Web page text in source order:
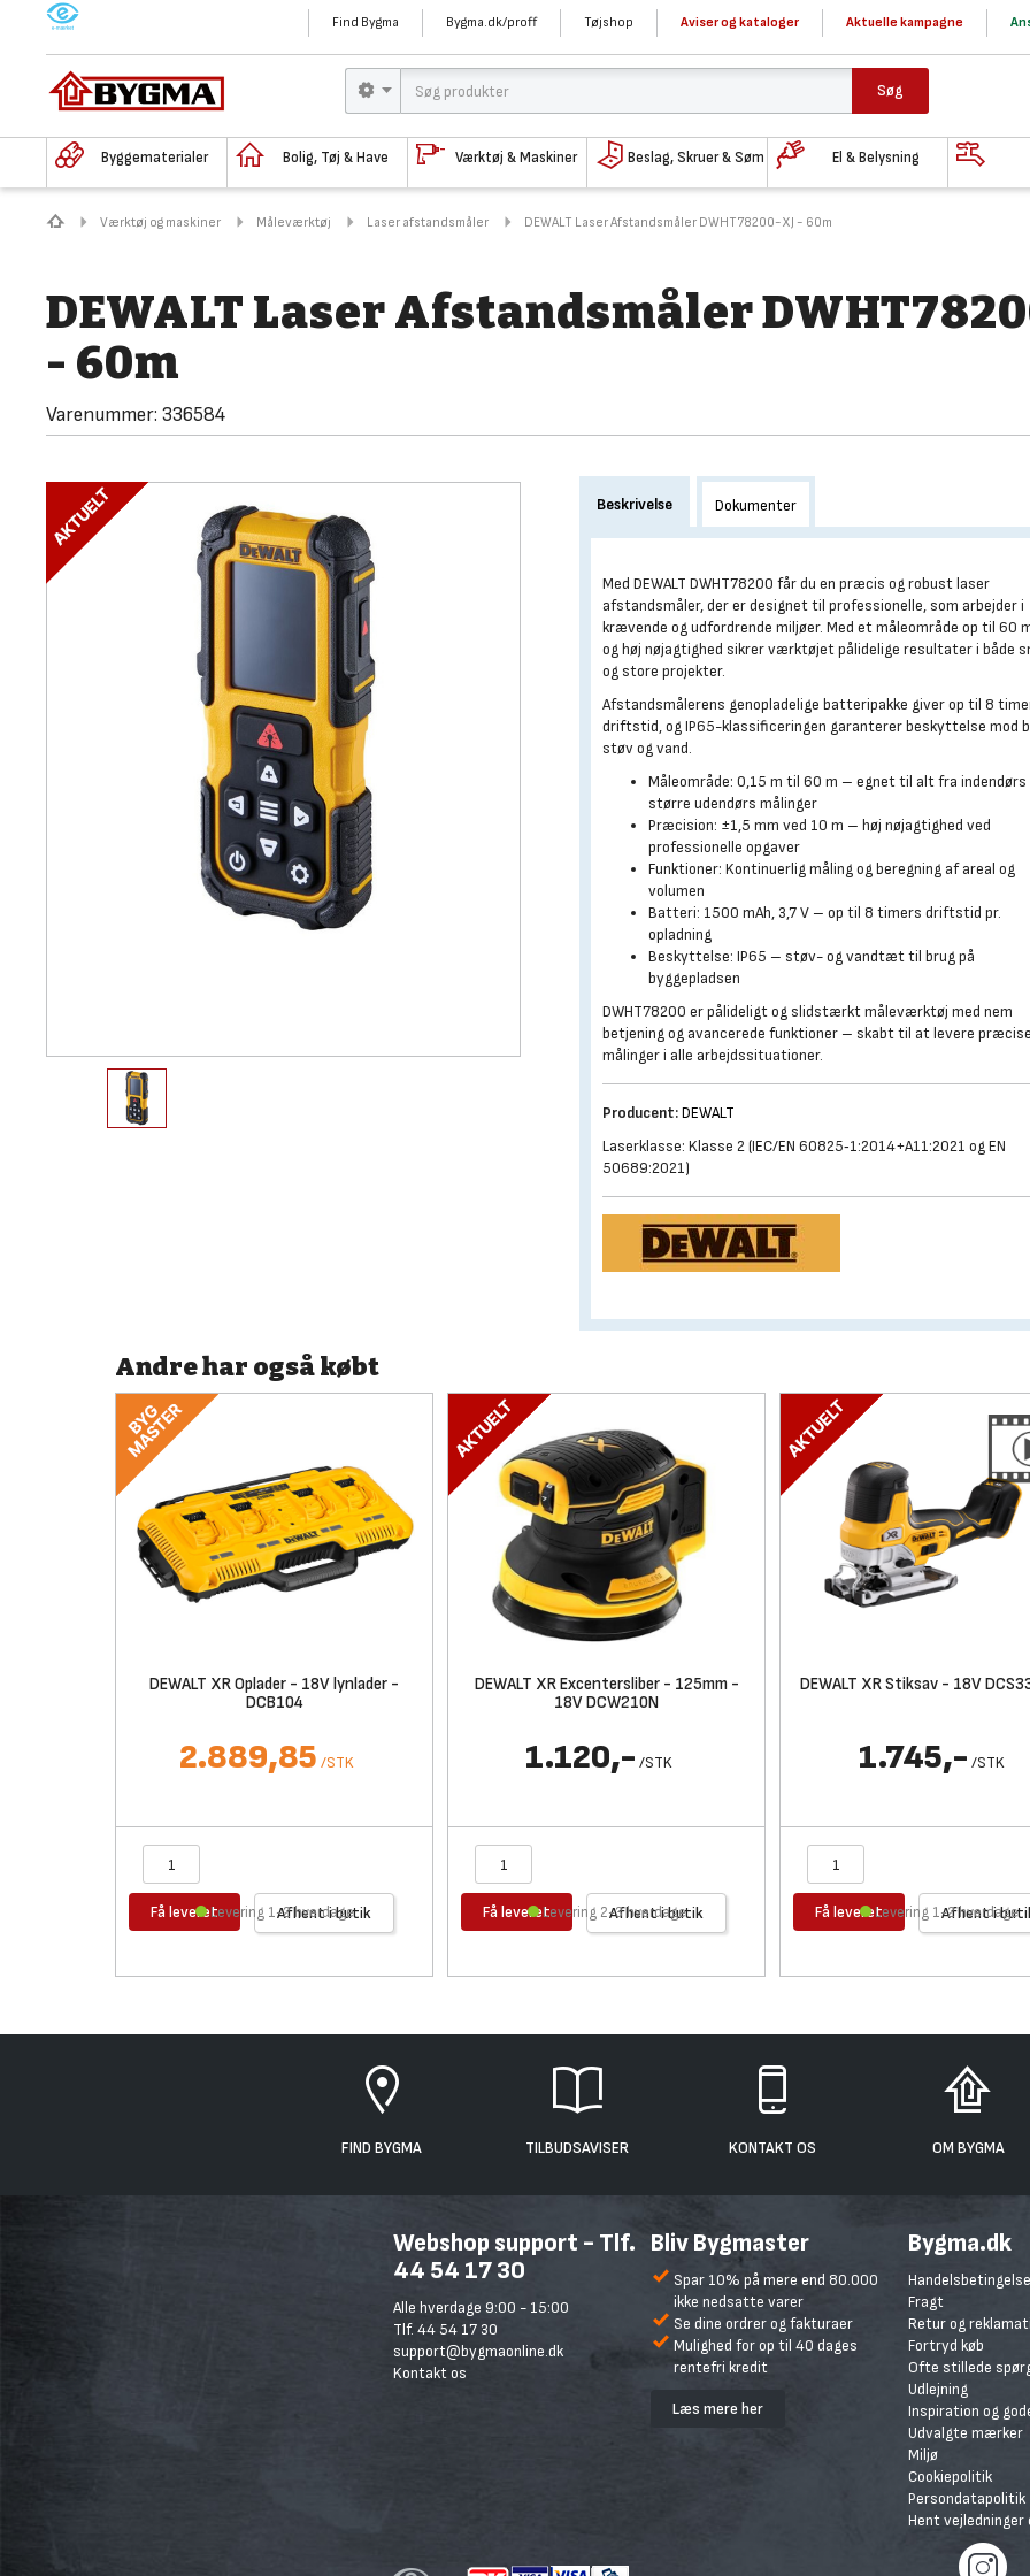
M Find Bygma Bygma.dk/proff Tøjshop Aviser og kataloger Aktuelle kampagne
Søg
Byggematerialer Bolig, Tøj & Have Værktøj & Maskiner Beslag, Skruer & Søm El & Belysning
Værktøj og maskiner Måleværktøj Laser afstandsmåler DEWALT Laser Afstandsmåler DWHT78200-XJ - 60m
DEWALT Laser Afstandsmåler
- 60m
Varenummer: 336584
Beskrivelse Dokumenter
Med DEWALT DWHT78200 får du en præcis og robust laser
afstandsmåler, der er designet til professionelle, som arbejder i
krævende og udfordrende miljøer. Med et måleområde op til 60
og høj nøjagtighed sikrer værktøjet pålidelige resultater i både
og store projekter.
Afstandsmålerens genopladelige batteripakke giver op til 8
driftstid, og IP65-klassificeringen garanterer beskyttelse mod
støv og vand.
Måleområde: 0,15 m til 60 m – egnet til alt fra
større udendørs målinger
Præcision: ±1,5 mm ved 10 m – høj nøjagtighed ved
professionelle opgaver
Funktioner: Kontinuerlig måling og beregning af areal og
volumen
Batteri: 1500 mAh, 3,7 V – op til 8 timers driftstid pr.
opladning
Beskyttelse: IP65 – støv- og vandtæt til brug på
byggepladsen
DWHT78200 er pålideligt og slidstærkt måleværktøj med nem
betjening og avancerede funktioner – skabt til at levere
målinger i alle arbejdssituationer.
Producent:DEWALT
Laserklasse: Klasse 2 (IEC/EN 60825‑1:2014+A11:2021 og EN
50689:2021)
Andre har også købt
DEWALT XR Oplader - 18V lynlader -
DCB104
2.889,85 /STK
Få leveret Afhent i butik
Levering 1-2 hverdage
DEWALT XR Excentersliber - 125mm -
18V DCW210N
1.120,- /STK
Få leveret Afhent i butik
Levering 2-3 hverdage
DEWALT XR Stiksav - 18V
1.745,- /STK
Få leveret Afhent i
Levering 1-2 hverdage
FIND BYGMA TILBUDSAVISER KONTAKT OS OM BYGMA
Webshop support - Tlf.
44 54 17 30
Alle hverdage 9:00 - 15:00
Tlf. 44 54 17 30
support@bygmaonline.dk
Kontakt os
Bliv Bygmaster
Spar 10% på mere end 80.000
ikke nedsatte varer
Se dine ordrer og fakturaer
Mulighed for op til 40 dages
rentefri kredit
Læs mere her
Bygma.dk
Fragt
Retur og
Fortryd køb
Ofte stillede
Udlejning
Inspiration og
Udvalgte mærker
Miljø
Cookiepolitik
Persondatapolitik
Hent vejledninger